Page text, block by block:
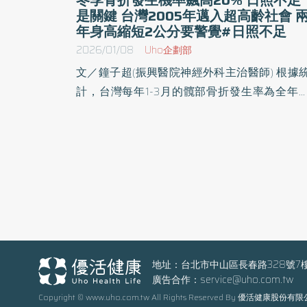
是關鍵 台灣2005年邁入超高齡社會
年身高縮短2公分要警覺#日照不足
2026/01/08 Uho企劃部
文／鐘子超(振興醫院神經外科主治醫師) 根據統
計，台灣每年1-3月的髖部骨折發生率為全年最
症學會指出，統計資料顯示老年人髖關節骨折
的一年，約有十分之一比例仍臥床，僅約半數
者能恢復至骨折前的功能狀態。另外，根據國民
健康署資料顯示，台灣65歲以上民眾中，約每
地址：台北市中山區長春路328號7
廣告合作： service@uho.com.tw
Copyright © www.uho.com.tw All Rights Reserved By 優活健康股份有限